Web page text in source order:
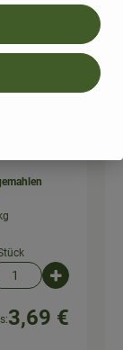
3,69 €